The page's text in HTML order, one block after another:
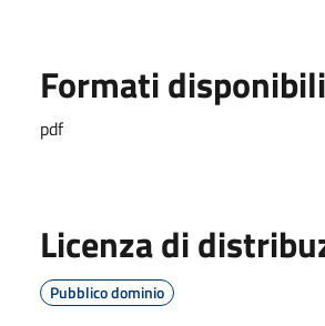
Formati disponibili
pdf
Licenza di
Pubblico dominio